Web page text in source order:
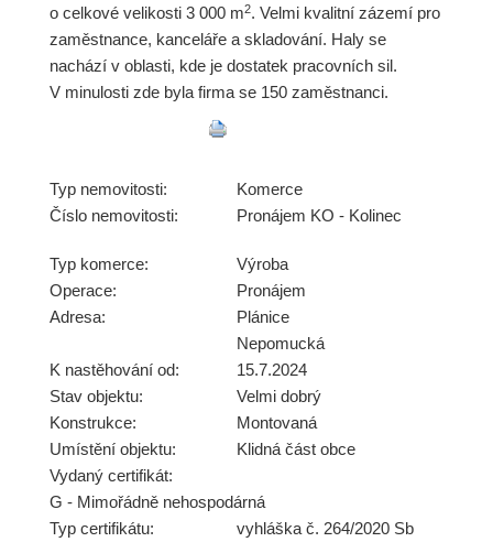
o celkové velikosti 3 000 m2. Velmi kvalitní zázemí pro
zaměstnance, kanceláře a skladování. Haly se
nachází v oblasti, kde je dostatek pracovních sil.
V minulosti zde byla firma se 150 zaměstnanci.
Typ nemovitosti:
Komerce
Číslo nemovitosti:
Pronájem KO - Kolinec
Typ komerce:
Výroba
Operace:
Pronájem
Adresa:
Plánice
Nepomucká
K nastěhování od:
15.7.2024
Stav objektu:
Velmi dobrý
Konstrukce:
Montovaná
Umístění objektu:
Klidná část obce
Vydaný certifikát:
G - Mimořádně nehospodárná
Typ certifikátu:
vyhláška č. 264/2020 Sb